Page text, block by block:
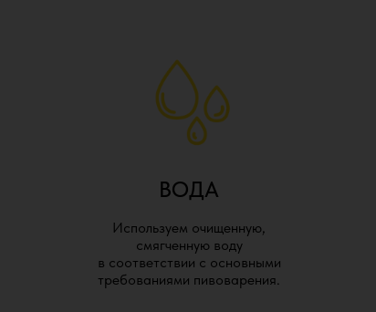
ВОДА
Используем очищенную,
смягченную воду
в соответствии с основными
требованиями пивоварения.